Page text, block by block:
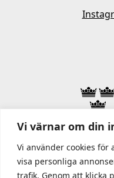
Vi värnar om din
Vi använder cookies
visa personliga
trafik. Genom att klicka
I